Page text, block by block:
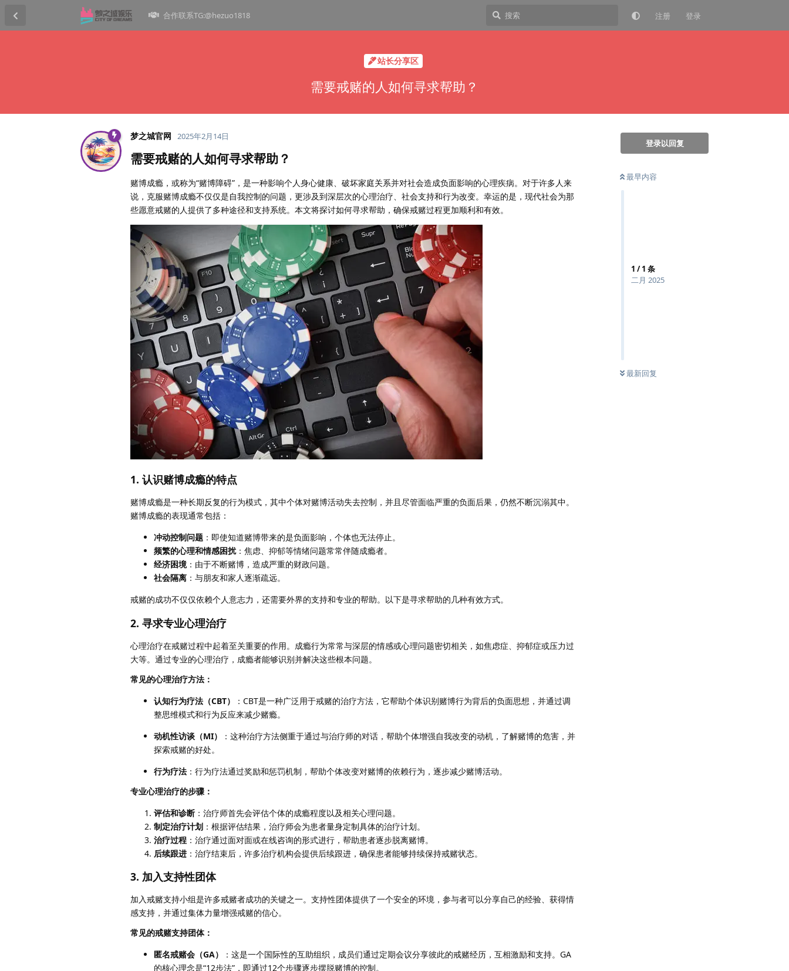
合作联系TG:@hezuo1818 注册 登录
站长分享区
需要戒赌的人如何寻求帮助？
登录以回复
最早内容
1 /1 条
二月 2025
最新回复
梦之城官网 2025年2月14日
需要戒赌的人如何寻求帮助？
赌博成瘾，或称为“赌博障碍”，是一种影响个人身心健康、破坏家庭关系并对社会造成负面影响的心理疾病。对于许多人来
说，克服赌博成瘾不仅仅是自我控制的问题，更涉及到深层次的心理治疗、社会支持和行为改变。幸运的是，现代社会为那
些愿意戒赌的人提供了多种途径和支持系统。本文将探讨如何寻求帮助，确保戒赌过程更加顺利和有效。
1. 认识赌博成瘾的特点
赌博成瘾是一种长期反复的行为模式，其中个体对赌博活动失去控制，并且尽管面临严重的负面后果，仍然不断沉溺其中。
赌博成瘾的表现通常包括：
冲动控制问题 ：即使知道赌博带来的是负面影响，个体也无法停止。
频繁的心理和情感困扰：焦虑、抑郁等情绪问题常常伴随成瘾者。
经济困境：由于不断赌博，造成严重的财政问题。
社会隔离 ：与朋友和家人逐渐疏远。
戒赌的成功不仅仅依赖个人意志力，还需要外界的支持和专业的帮助。以下是寻求帮助的几种有效方式。
2. 寻求专业心理治疗
心理治疗在戒赌过程中起着至关重要的作用。成瘾行为常常与深层的情感或心理问题密切相关，如焦虑症、抑郁症或压力过
大等。通过专业的心理治疗，成瘾者能够识别并解决这些根本问题。
常见的心理治疗方法：
认知行为疗法（CBT）
：CBT是一种广泛用于戒赌的治疗方法，它帮助个体识别赌博行为背后的负面思想，并通过调
整思维模式和行为反应来减少赌瘾。
动机性访谈（MI）
：这种治疗方法侧重于通过与治疗师的对话，帮助个体增强自我改变的动机，了解赌博的危害，并
探索戒赌的好处。
行为疗法 ：行为疗法通过奖励和惩罚机制，帮助个体改变对赌博的依赖行为，逐步减少赌博活动。
专业心理治疗的步骤：
评估和诊断 ：治疗师首先会评估个体的成瘾程度以及相关心理问题。
制定治疗计划 ：根据评估结果，治疗师会为患者量身定制具体的治疗计划。
治疗过程 ：治疗通过面对面或在线咨询的形式进行，帮助患者逐步脱离赌博。
后续跟进 ：治疗结束后，许多治疗机构会提供后续跟进，确保患者能够持续保持戒赌状态。
3. 加入支持性团体
加入戒赌支持小组是许多戒赌者成功的关键之一。支持性团体提供了一个安全的环境，参与者可以分享自己的经验、获得情
感支持，并通过集体力量增强戒赌的信心。
常见的戒赌支持团体：
匿名戒赌会（GA）
：这是一个国际性的互助组织，成员们通过定期会议分享彼此的戒赌经历，互相激励和支持。GA
的核心理念是“12步法”，即通过12个步骤逐步摆脱赌博的控制。